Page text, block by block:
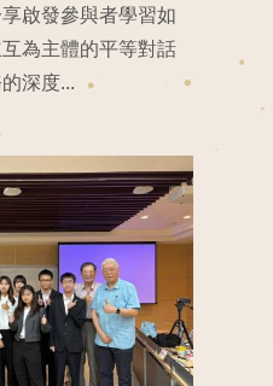
啟發參與者學習如
為主體的平等對話
深度...